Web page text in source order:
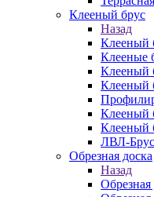
Клееный брус
Назад
Клееный
Клееные
Клееный
Клееный
Клееный
Клееный
ЛВЛ-Брус
Обрезная доска
Назад
Обрезная